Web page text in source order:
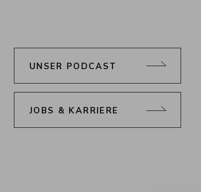
UNSER PODCAST
JOBS & KARRIERE